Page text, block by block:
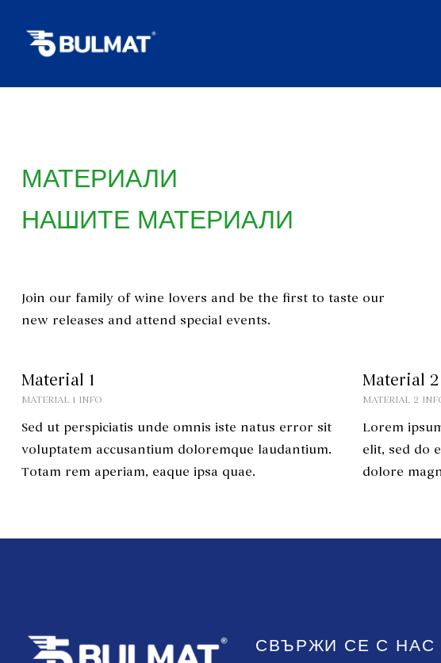
МАТЕРИАЛИ
НАШИТЕ МАТЕРИАЛИ
Join our family of wine lovers and be the first to taste our
new releases and attend special events.
Material 1
MATERIAL 1 INFO
Sed ut perspiciatis unde omnis iste natus error sit
voluptatem accusantium doloremque laudantium.
Totam rem aperiam, eaque ipsa quae.
Material 2
MATERIAL 2
Lorem
elit, sed do
dolore
СВЪРЖИ СЕ С НАС